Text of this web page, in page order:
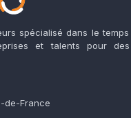
spécialisé dans le
et talents pour des
de-France